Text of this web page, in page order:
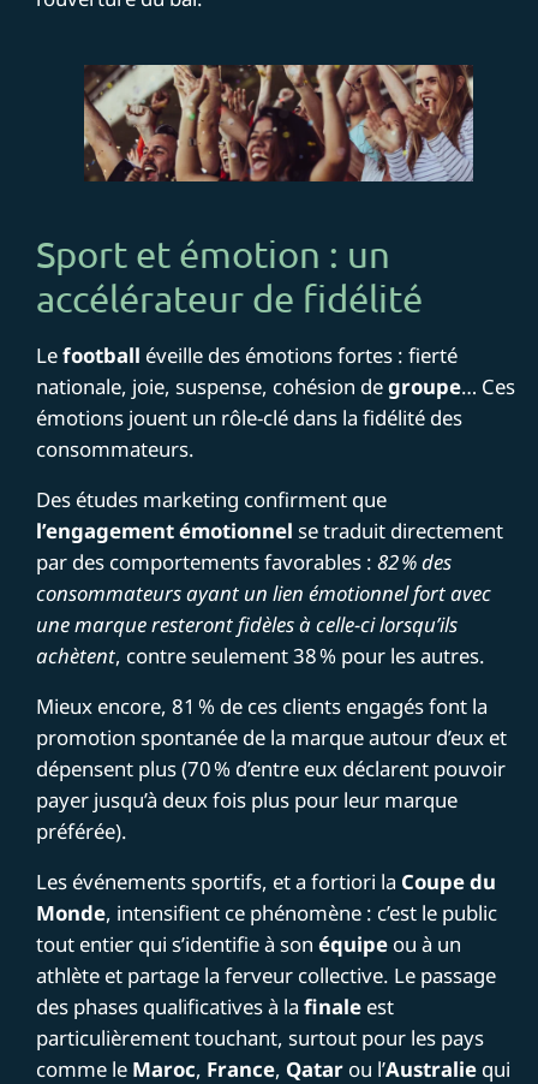
Sport et émotion : un
accélérateur de fidélité
Lefootball éveille des émotions fortes : fierté
nationale, joie, suspense, cohésion degroupe… Ces
émotions jouent un rôle-clé dans la fidélité des
consommateurs.
Des études marketing confirment que
l’engagement émotionnel se traduit directement
par des comportements favorables :82 % des
consommateurs ayant un lien émotionnel fort avec
une marque resteront fidèles à celle-ci lorsqu’ils
achètent, contre seulement 38 % pour les autres.
Mieux encore, 81 % de ces clients engagés font la
promotion spontanée de la marque autour d’eux et
dépensent plus (70 % d’entre eux déclarent pouvoir
payer jusqu’à deux fois plus pour leur marque
préférée).
Les événements sportifs, et a fortiori la Coupe du
Monde, intensifient ce phénomène : c’est le public
tout entier qui s’identifie à sonéquipe ou à un
athlète et partage la ferveur collective. Le passage
des phases qualificatives à lafinale est
particulièrement touchant, surtout pour les pays
comme le Maroc, France, Qatar ou l’Australie qui